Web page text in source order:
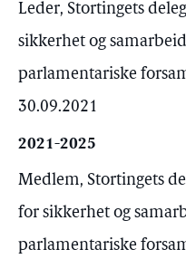
Leder, Stortingets
sikkerhet og
parlamentariske
30.09.2021
2021-2025
Medlem, Stortingets
for sikkerhet og
parlamentariske